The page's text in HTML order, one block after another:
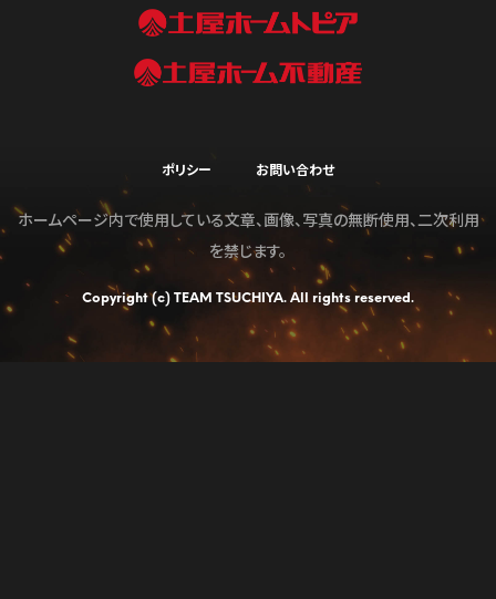
ポリシー お問い合わせ
ホームページ内で使用している文章、画像、写真の無断使用、二次利用
を禁じます。
Copyright (c) TEAM TSUCHIYA. All rights reserved.